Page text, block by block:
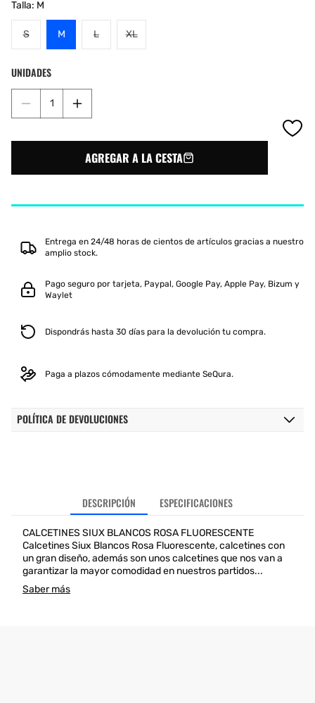
Talla: M
SVariante
agotada
no
M LVariante
agotada
XLVariante
agotada
UNIDADES
Reducir
cantidad
BLANCOS
Aumentar
cantidad
SIUX
BLANCOS
AGREGAR A LA CESTA
Entrega en 24/48 horas de cientos de artículos gracias a nuestro
amplio stock.
Pago seguro por tarjeta, Paypal, Google Pay, Apple Pay, Bizum y
Waylet
Dispondrás hasta 30 días para la devolución tu compra.
Paga a plazos cómodamente mediante SeQura.
POLÍTICA DE DEVOLUCIONES
DESCRIPCIÓN ESPECIFICACIONES
CALCETINES SIUX BLANCOS ROSA FLUORESCENTE
Calcetines Siux Blancos Rosa Fluorescente, calcetines con
un gran diseño, además son unos calcetines que nos van a
garantizar la mayor comodidad en nuestros partidos...
Saber más